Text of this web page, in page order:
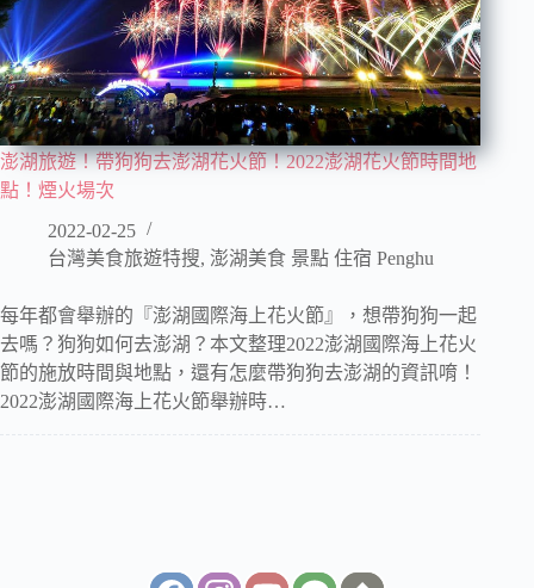
澎湖旅遊！帶狗狗去澎湖花火節！2022澎湖花火節時間地
點！煙火場次
2022-02-25
台灣美食旅遊特搜, 澎湖美食 景點 住宿 Penghu
每年都會舉辦的『澎湖國際海上花火節』，想帶狗狗一起
去嗎？狗狗如何去澎湖？本文整理2022澎湖國際海上花火
節的施放時間與地點，還有怎麼帶狗狗去澎湖的資訊唷！
2022澎湖國際海上花火節舉辦時…